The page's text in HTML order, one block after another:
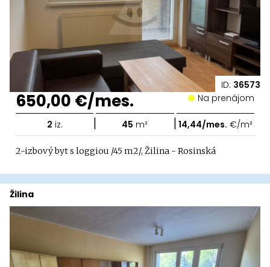
ID: 36573
650,00 €/mes. Na prenájom
2 iz. | 45 m² | 14,44/mes. €/m²
2-izbový byt s loggiou /45 m2/, Žilina - Rosinská
Žilina